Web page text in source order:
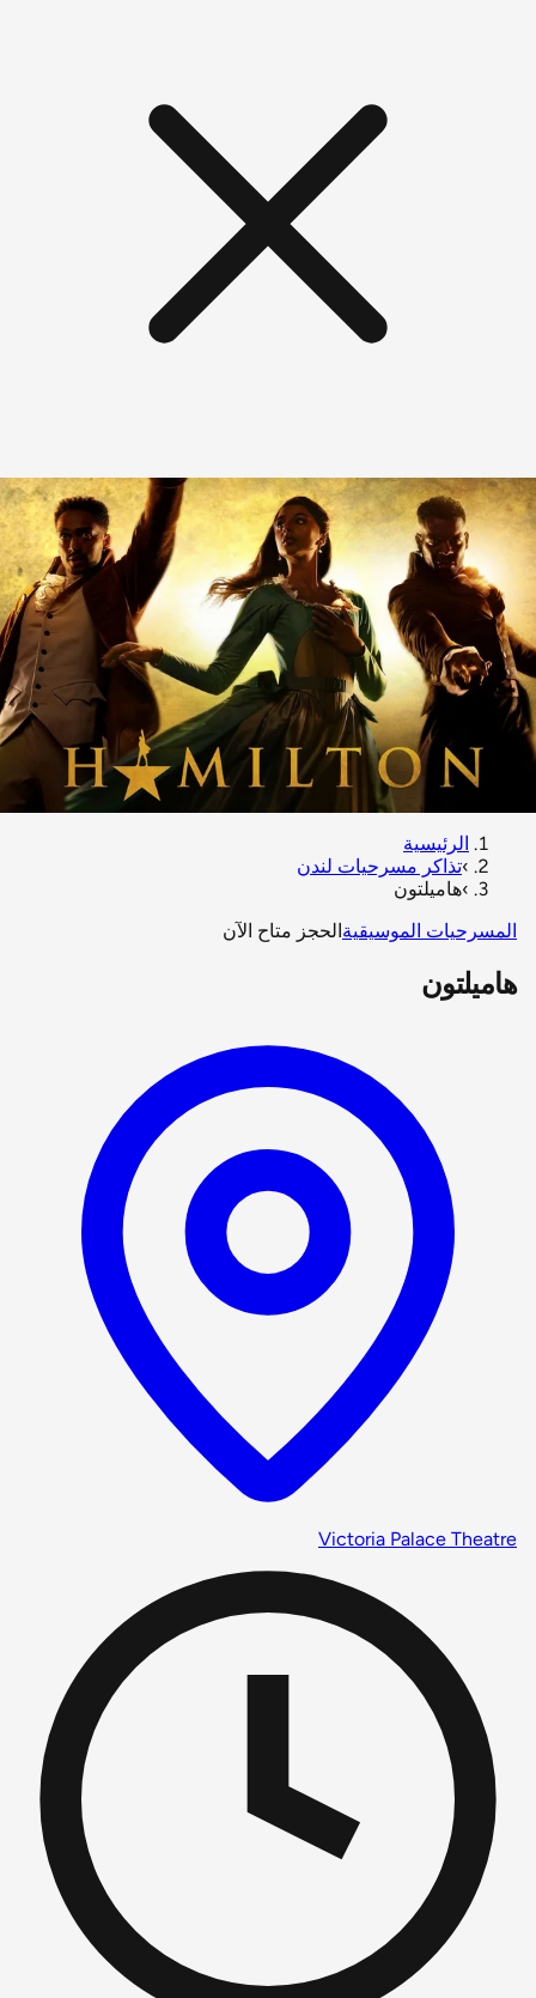
الرئيسية
›تذاكر مسرحيات لندن
›هاميلتون
المسرحيات الموسيقيةالحجز متاح الآن
هاميلتون
Victoria Palace Theatre